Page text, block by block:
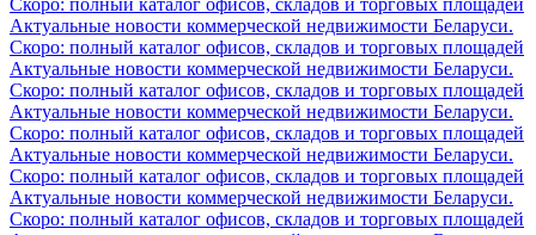
Актуальные новости коммерческой недвижимости Беларуси.
Скоро: полный каталог офисов, складов и торговых площадей
Актуальные новости коммерческой недвижимости Беларуси.
Скоро: полный каталог офисов, складов и торговых площадей
Актуальные новости коммерческой недвижимости Беларуси.
Скоро: полный каталог офисов, складов и торговых площадей
Актуальные новости коммерческой недвижимости Беларуси.
Скоро: полный каталог офисов, складов и торговых площадей
Актуальные новости коммерческой недвижимости Беларуси.
Скоро: полный каталог офисов, складов и торговых площадей